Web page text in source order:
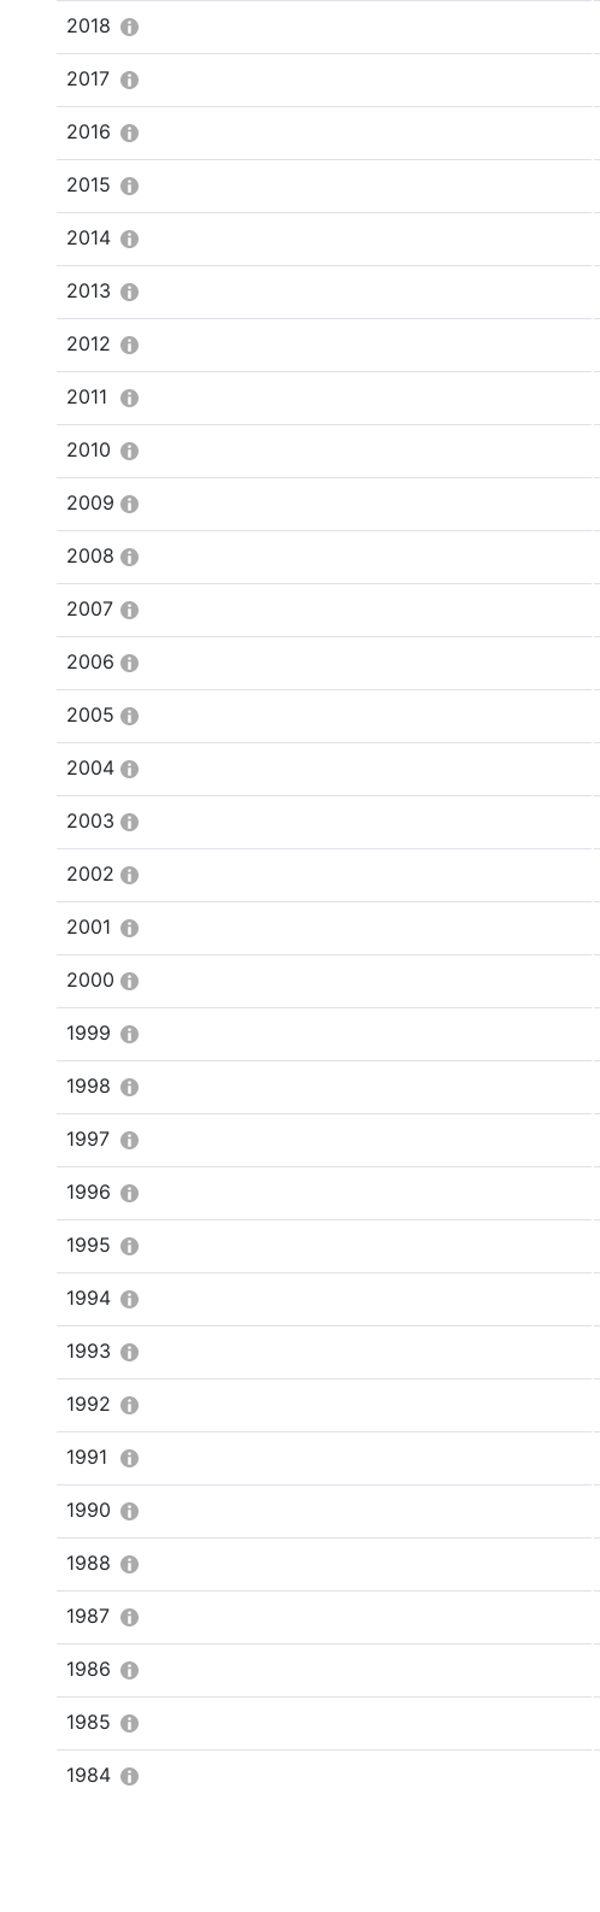
2018
2017
2016
2015
2014
2013
2012
2011
2010
2009
2008
2007
2006
2005
2004
2003
2002
2001
2000
1999
1998
1997
1996
1995
1994
1993
1992
1991
1990
1988
1987
1986
1985
1984